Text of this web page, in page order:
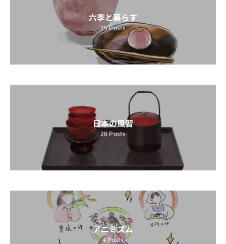
六季と暮らす
25Posts
日本の風習
28Posts
アニミズム
4 Posts